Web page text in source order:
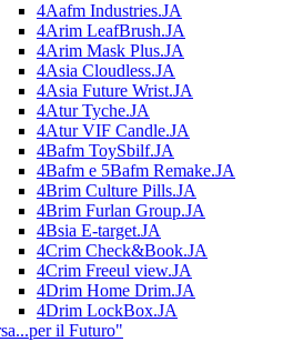
4Aafm Industries.JA
4Arim LeafBrush.JA
4Arim Mask Plus.JA
4Asia Cloudless.JA
4Asia Future Wrist.JA
4Atur Tyche.JA
4Atur VIF Candle.JA
4Bafm ToySbilf.JA
4Bafm e 5Bafm Remake.JA
4Brim Culture Pills.JA
4Brim Furlan Group.JA
4Bsia E-target.JA
4Crim Check&Book.JA
4Crim Freeul view.JA
4Drim Home Drim.JA
4Drim LockBox.JA
il Futuro"